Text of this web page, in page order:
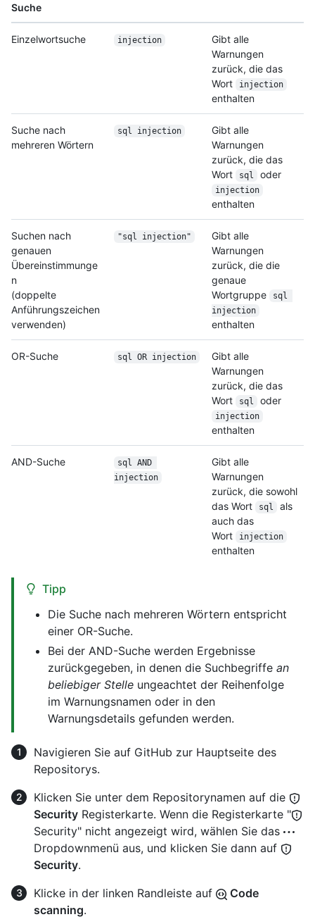
Suche
Einzelwortsuche injection
Gibt alle
Warnungen
zurück, die das
Wort
injection
enthalten
Suche nach
mehreren Wörtern
sql injection
Gibt alle
Warnungen
zurück, die das
Wort
sql oder
injection
enthalten
Suchen nach
genauen
Übereinstimmunge
n
(doppelte
Anführungszeichen
verwenden)
"sql injection"
Gibt alle
Warnungen
zurück, die die
genaue
Wortgruppe
sql
injection
enthalten
OR-Suche sql OR injection
Gibt alle
Warnungen
zurück, die das
Wort
sql oder
injection
enthalten
AND-Suche
sql AND
injection
Gibt alle
Warnungen
zurück, die sowohl
das Wort
sql
als
auch das
Wort
injection
enthalten
Tipp
Die Suche nach mehreren Wörtern entspricht
einer OR-Suche.
Bei der AND-Suche werden Ergebnisse
zurückgegeben, in denen die Suchbegriffe an
beliebiger Stelle ungeachtet der Reihenfolge
im Warnungsnamen oder in den
Warnungsdetails gefunden werden.
Navigieren Sie auf GitHub zur Hauptseite des
Repositorys.
Klicken Sie unter dem Repositorynamen auf die
Security Registerkarte. Wenn die Registerkarte "
Security" nicht angezeigt wird, wählen Sie das
Dropdownmenü aus, und klicken Sie dann auf
Security.
Klicke in der linken Randleiste auf
Code
scanning.